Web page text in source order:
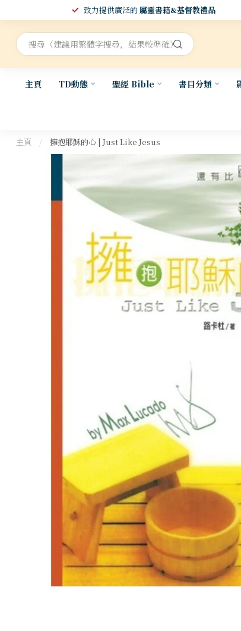
致力提供廣泛的屬靈書籍&基督教禮品
主頁 TD動態 聖經 Bible 書目分類
主頁 /
擁抱耶穌的心 | Just Like Jesus